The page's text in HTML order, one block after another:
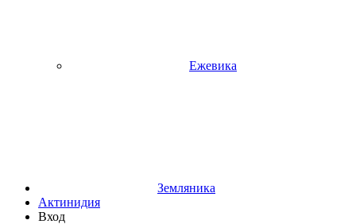
Ежевика
Земляника
Актинидия
Вход